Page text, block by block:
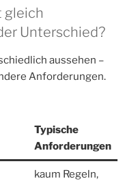
gleich
Unterschied?
aussehen –
Anforderungen.
Typische
Anforderungen
kaum Regeln,